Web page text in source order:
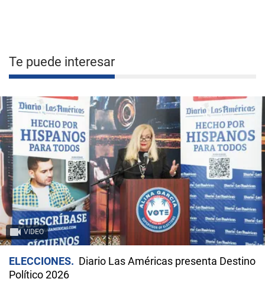
Te puede interesar
VIDEO
ELECCIONES
Diario Las Américas presenta Destino
Político 2026